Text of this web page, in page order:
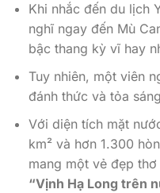
Khi nhắc đến du lịch
nghĩ ngay đến Mù
bậc thang kỳ vĩ hay
Tuy nhiên, một viên
đánh thức và tỏa
Với diện tích mặt
km² và hơn 1.300
mang một vẻ đẹp
“Vịnh Hạ Long trên